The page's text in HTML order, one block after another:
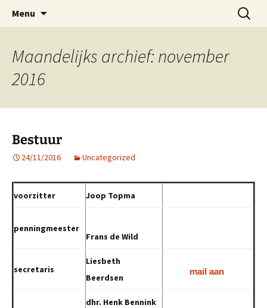
inhoud
VIDEOCLUBEDE
ESVA is uw videoclub in de regio Ede
Menu
Zoeken
naar:
Maandelijks archief: november
2016
Bestuur
24/11/2016 Uncategorized
voorzitter Joop Topma
penningmeester
Frans de Wild
secretaris
Liesbeth
Beerdsen
mail aan
dhr. Henk Bennink